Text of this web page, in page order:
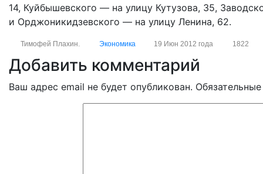
14, Куйбышевского — на улицу Кутузова, 35,
и Орджоникидзевского — на улицу Ленина, 62.
Тимофей Плахин. Экономика 19 Июн 2012 года 1822
Добавить комментарий
Ваш адрес email не будет опубликован.